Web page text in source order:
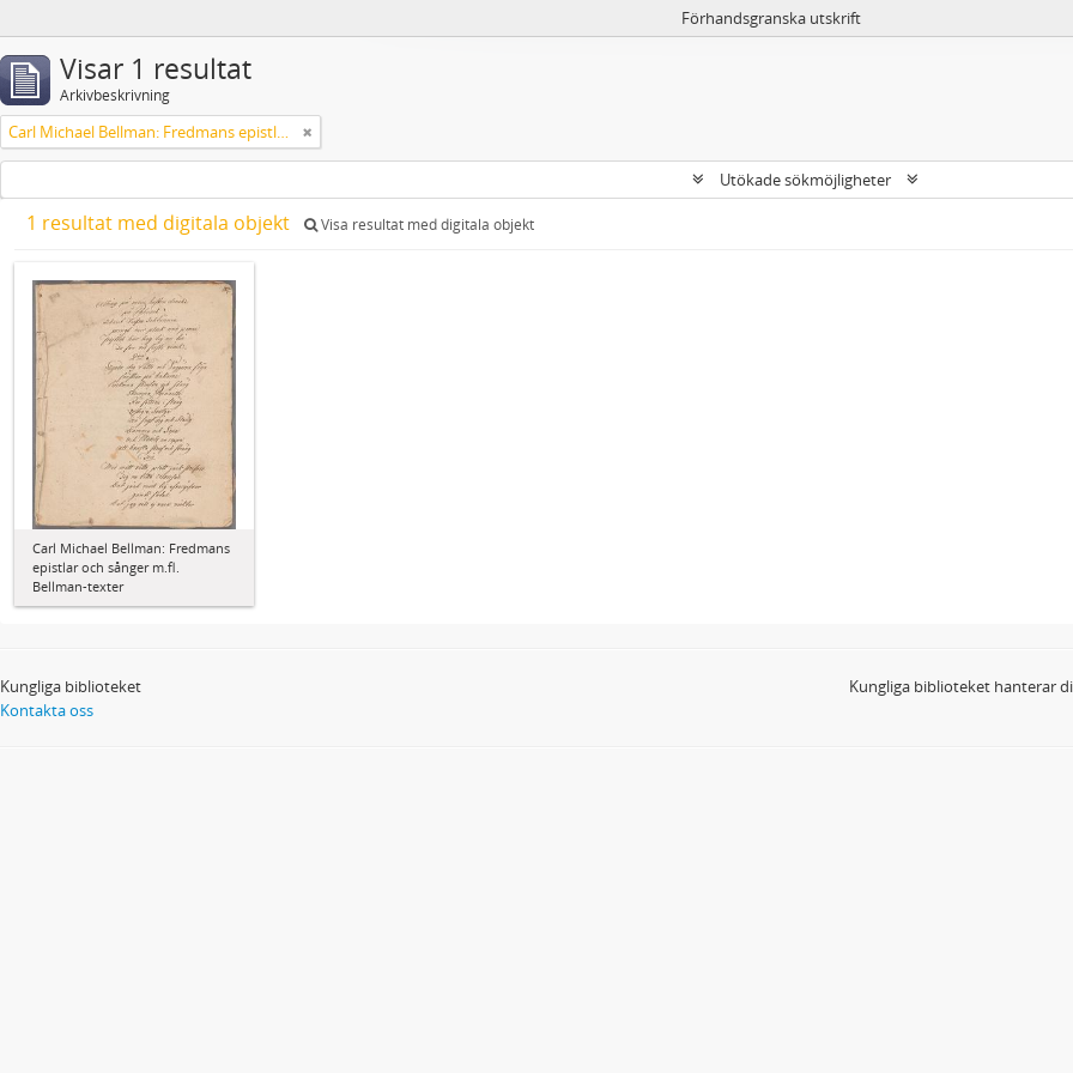
Förhandsgranska utskrift
Visar 1 resultat
Arkivbeskrivning
Carl Michael Bellman: Fredmans epistlar och sånger m.fl. Bellman-texter
Utökade sökmöjligheter
1 resultat med digitala objekt Visa resultat med digitala objekt
Carl Michael Bellman: Fredmans
epistlar och sånger m.fl.
Bellman-texter
Kungliga biblioteket
Kontakta oss
Kungliga biblioteket hanterar